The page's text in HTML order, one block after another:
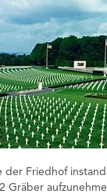
der Friedhof
Gräber